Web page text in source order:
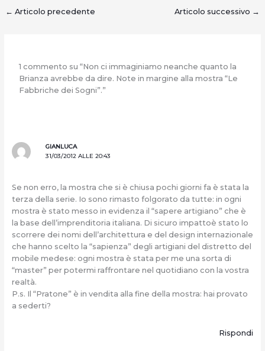
← Articolo precedente Articolo successivo →
1 commento su “Non ci immaginiamo neanche quanto la
Brianza avrebbe da dire. Note in margine alla mostra “Le
Fabbriche dei Sogni”.”
GIANLUCA
31/03/2012 ALLE 20:43
Se non erro, la mostra che si è chiusa pochi giorni fa è stata la
terza della serie. Io sono rimasto folgorato da tutte: in ogni
mostra è stato messo in evidenza il “sapere artigiano” che è
la base dell’imprenditoria italiana. Di sicuro impattoè stato lo
scorrere dei nomi dell’architettura e del design internazionale
che hanno scelto la “sapienza” degli artigiani del distretto del
mobile medese: ogni mostra è stata per me una sorta di
“master” per potermi raffrontare nel quotidiano con la vostra
realtà.
P.s. Il “Pratone” è in vendita alla fine della mostra: hai provato
a sederti?
Rispondi